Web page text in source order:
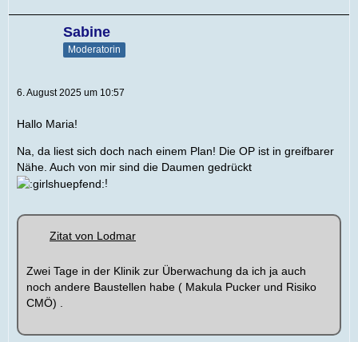
Sabine
Moderatorin
6. August 2025 um 10:57
Hallo Maria!
Na, da liest sich doch nach einem Plan! Die OP ist in greifbarer
Nähe. Auch von mir sind die Daumen gedrückt
!
Zitat von Lodmar
Zwei Tage in der Klinik zur Überwachung da ich ja auch
noch andere Baustellen habe ( Makula Pucker und Risiko
CMÖ) .